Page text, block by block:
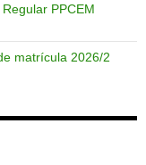
PPCEM
matrícula 2026/2